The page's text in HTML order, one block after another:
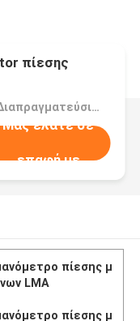
πίεσης
Τιμή：Διαπραγματεύσιμα
Μας ελάτε σε
επαφή με
πίεσης μ
LMA
πίεσης μ